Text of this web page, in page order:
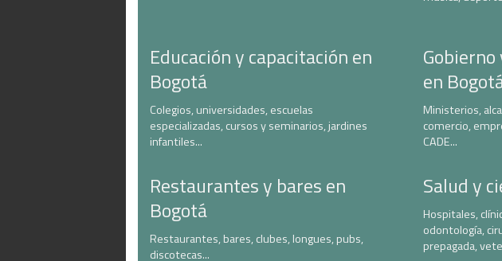
Educación y capacitación en
Bogotá
Colegios, universidades, escuelas
especializadas, cursos y seminarios, jardines
infantiles...
en
Ministerios,
comercio,
CADE...
Restaurantes y bares en
Bogotá
Restaurantes, bares, clubes, longues, pubs,
discotecas...
Salud y
Hospitales,
odontología,
prepagada,